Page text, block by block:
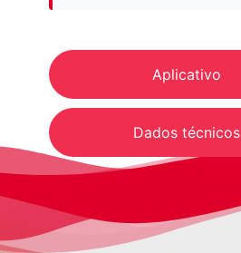
Aplicativo
Dados técnicos